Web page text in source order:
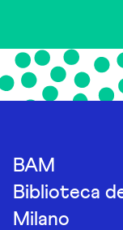
BAM
Biblioteca
Milano